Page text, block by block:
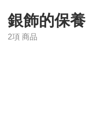
銀飾的保養
2項 商品